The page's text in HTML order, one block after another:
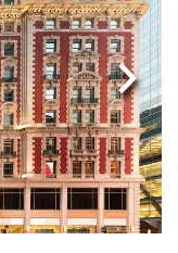
הקודמת